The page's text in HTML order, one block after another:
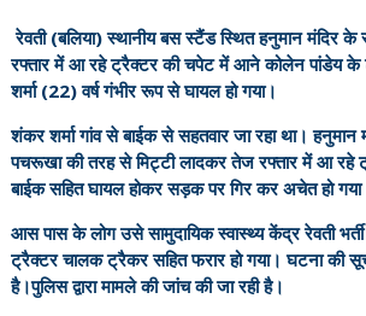
रेवती (बलिया) स्थानीय बस स्टैंड स्थित हनुमान मंदिर
रफ्तार में आ रहे ट्रैक्टर की चपेट में आने कोलेन पांडेय के
शर्मा (22) वर्ष गंभीर रूप से घायल हो गया।
शंकर शर्मा गांव से बाईक से सहतवार जा रहा था। हनुमान
पचरूखा की तरह से मिट्टी लादकर तेज रफ्तार में आ
बाईक सहित घायल होकर सड़क पर गिर कर अचेत हो
आस पास के लोग उसे सामुदायिक स्वास्थ्य केंद्र रेवती
ट्रैक्टर चालक ट्रैकर सहित फरार हो गया। घटना की
है।पुलिस द्वारा मामले की जांच की जा रही है।